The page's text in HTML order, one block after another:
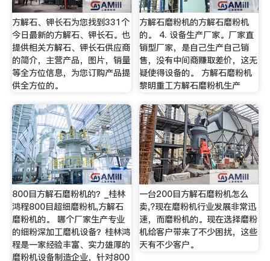
方解石、钾长石为您找到331个
今日最新的方解石、钾长石。也
提供相关方解石、钾长石供应商
的简介，主营产品，图片，销量
等全方位信息，为您订购产品提
供全方位的。
方解石磨粉机的方解石磨粉机
的。 4. 设备生产厂家。厂家直
销型厂家，是自己生产自己销
售，没有中间商赚取差价，这无
疑使得设备的。 方解石磨粉机
黎明重工方解石磨粉机生产
800目方解石磨粉机的？_桂林
鸿程800目超细磨粉机,方解石
磨粉机的。 哪个厂家生产专业
的细粉深加工磨机设备？桂林鸿
程是一家经验丰富、实力雄厚的
磨粉机设备制造企业，针对800
一台200目方解石磨粉机怎么
卖,?现在磨粉机行业发展非常迅
速，而磨粉机的。现在选择磨粉
机给客户带来了不少困扰，这些
天有不少客户。